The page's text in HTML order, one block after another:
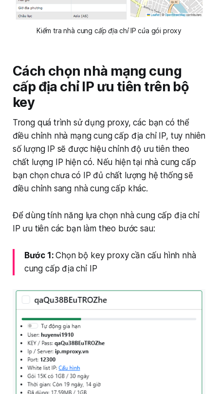
Kiểm tra nhà cung cấp địa chỉ IP của gói proxy
Cách chọn nhà mạng cung
cấp địa chỉ IP ưu tiên trên bộ
key
Trong quá trình sử dụng proxy, các bạn có thể
điều chỉnh nhà mạng cung cấp địa chỉ IP, tuy nhiên
số lượng IP sẽ được hiệu chỉnh độ ưu tiên theo
chất lượng IP hiện có. Nếu hiện tại nhà cung cấp
bạn chọn chưa có IP đủ chất lượng hệ thống sẽ
điều chỉnh sang nhà cung cấp khác.
Để dùng tính năng lựa chọn nhà cung cấp địa chỉ
IP ưu tiên các bạn làm theo bước sau:
Bước 1:Chọn bộ key proxy cần cấu hình nhà
cung cấp địa chỉ IP